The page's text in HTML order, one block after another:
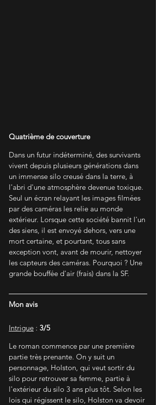
Quatrième de couverture
Dans un futur indéterminé, des survivants
vivent depuis plusieurs générations dans
un immense silo creusé dans la terre, à
l'abri d'une atmosphère devenue toxique.
Seul un écran relayant les images filmées
par des caméras les relie au monde
extérieur. Lorsque cette société bannit l'un
des siens, il est envoyé dehors, vers une
mort certaine, et pourtant, tous sans
exception vont, avant de mourir, nettoyer
les capteurs des caméras. Pourquoi ? Une
grande bouffée d'air (frais) dans la SF.
Mon avis
Intrigue : 3/5
Le roman commence par une première
partie très prenante. On y suit un
personnage, Holston, qui veut sortir du
silo pour retrouver sa femme, partie à
l'extérieur du silo 3 ans plus tôt. Selon les
lois qui régissent le silo, Holston va devoir